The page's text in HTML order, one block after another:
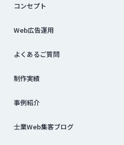
コンセプト
Web広告運用
よくあるご質問
制作実績
事例紹介
士業Web集客ブログ